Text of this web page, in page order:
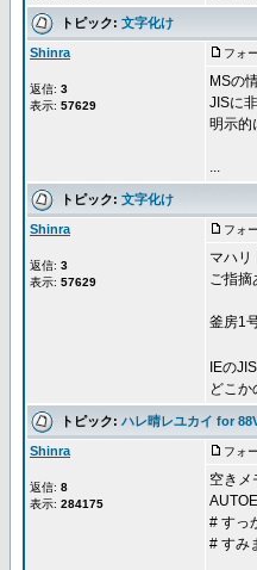
トピック: 文字化け
Shinra
返信: 3
表示: 57629
フォ
MSの
JISに
明示的
...
トピック: 文字化け
Shinra
返信: 3
表示: 57629
フォ
マハリ
ご指摘
釜房1
IEの
どこ
トピック: ハレ晴レユカイ for
Shinra
返信: 8
表示: 284175
フォ
空きメ
# すっ
# すみ